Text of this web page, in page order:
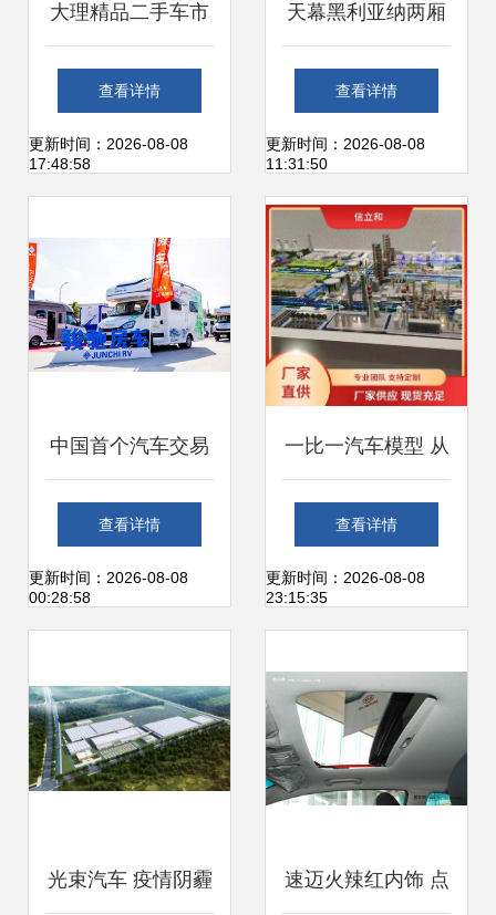
大理精品二手车市
集 品质车源汇聚，
静候您的来电选购
查看详情
更新时间：2026-08-08
17:48:58
天幕黑利亚纳两厢
灵动空间的实用主
义典范
查看详情
更新时间：2026-08-08
11:31:50
中国首个汽车交易
信息咨询中心在张
家港正式开业
查看详情
更新时间：2026-08-08
00:28:58
一比一汽车模型 从
收藏到交易，全面
解析咨询指南
查看详情
更新时间：2026-08-08
23:15:35
光束汽车 疫情阴霾 速迈火辣红内饰 点